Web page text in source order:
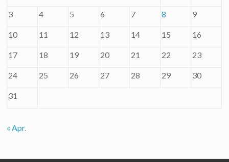
3 4 5 6 7 8 9
10 11 12 13 14 15 16
17 18 19 20 21 22 23
24 25 26 27 28 29 30
31
« Apr.